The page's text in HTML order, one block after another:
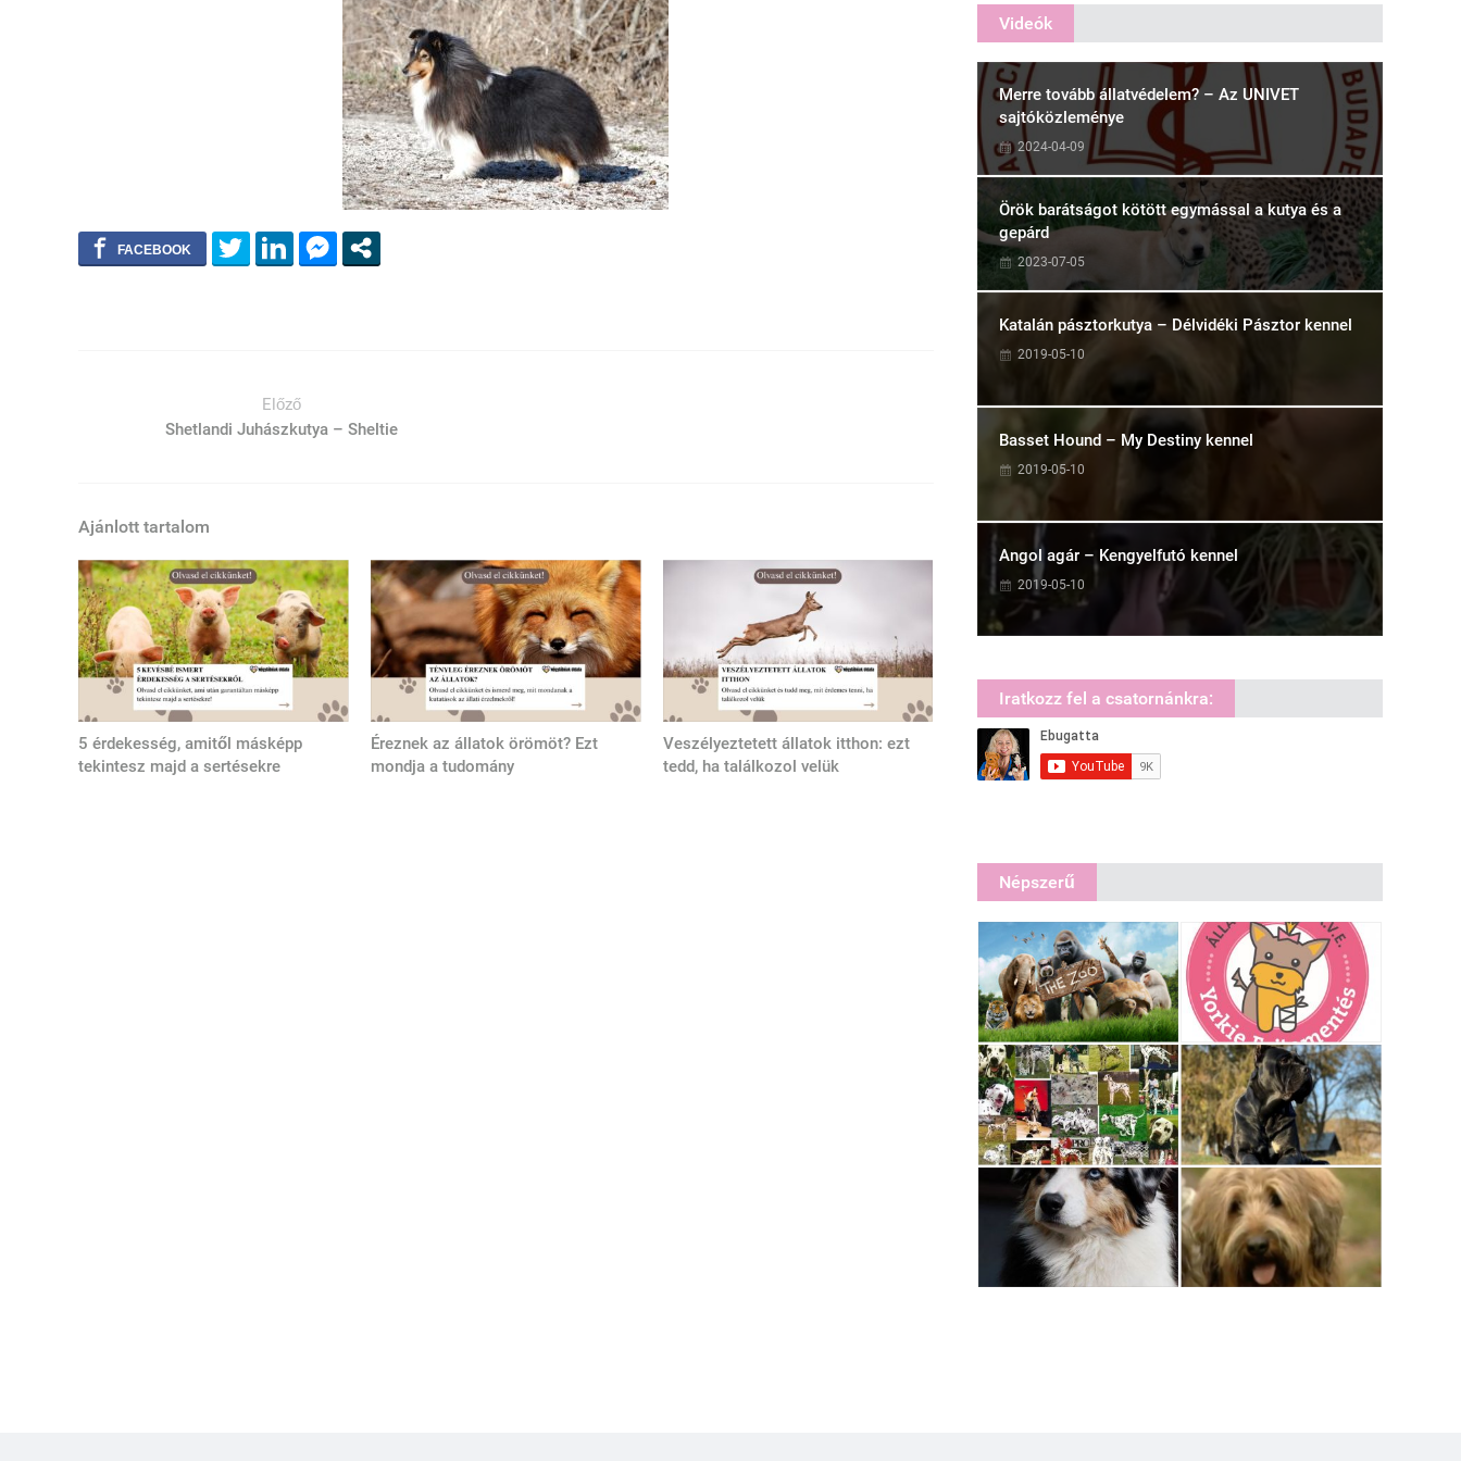
Előző
Shetlandi Juhászkutya – Sheltie
Ajánlott tartalom
5 érdekesség, amitől másképp
tekintesz majd a sertésekre
Éreznek az állatok örömöt? Ezt
mondja a tudomány
Veszélyeztetett állatok itthon: ezt
tedd, ha találkozol velük
Videók
Merre tovább állatvédelem? – Az UNIVET
sajtóközleménye
2024-04-09
Örök barátságot kötött egymással a kutya és a
gepárd
2023-07-05
Katalán pásztorkutya – Délvidéki Pásztor kennel
2019-05-10
Basset Hound – My Destiny kennel
2019-05-10
Angol agár – Kengyelfutó kennel
2019-05-10
Iratkozz fel a csatornánkra:
Népszerű